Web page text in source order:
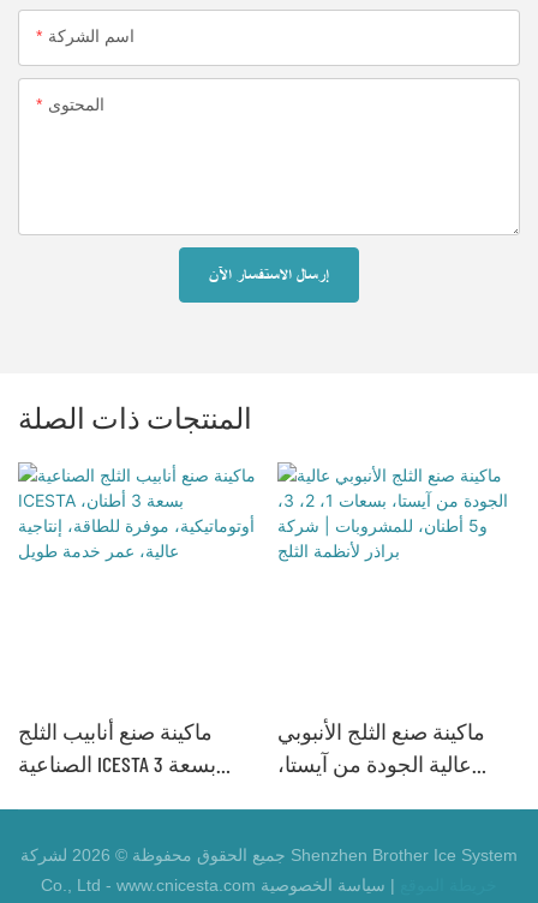
اسم الشركة
المحتوى
إرسال الاستفسار الآن
المنتجات ذات الصلة
ماكينة صنع أنابيب الثلج
الصناعية ICESTA بسعة 3
خدمة طويل
ماكينة صنع الثلج الأنبوبي
عالية الجودة من آيستا،
لأنظمة الثلج
جميع الحقوق محفوظة © 2026 لشركة Shenzhen Brother Ice System
Co., Ltd - www.cnicesta.com
| سياسة الخصوصية